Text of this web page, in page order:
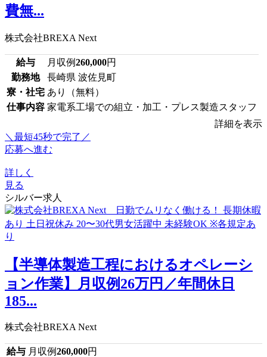
費無...
株式会社BREXA Next
給与 月収例260,000円
勤務地
長崎県 波佐見町
寮・社宅 あり（無料）
仕事内容 家電系工場での組立・加工・プレス製造スタッフ
詳細を表示
＼最短45秒で完了／
応募へ進む
詳しく
見る
シルバー求人
【半導体製造工程におけるオペレーシ
ョン作業】月収例26万円／年間休日
185...
株式会社BREXA Next
給与 月収例260,000円